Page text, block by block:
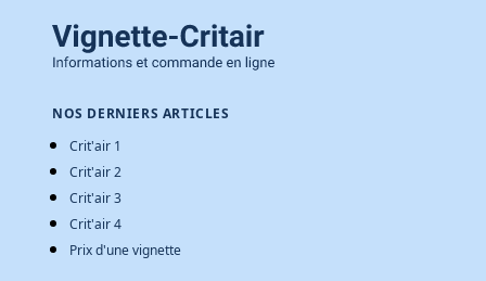
NOS DERNIERS ARTICLES
Crit'air 1
Crit'air 2
Crit'air 3
Crit'air 4
Prix d'une vignette